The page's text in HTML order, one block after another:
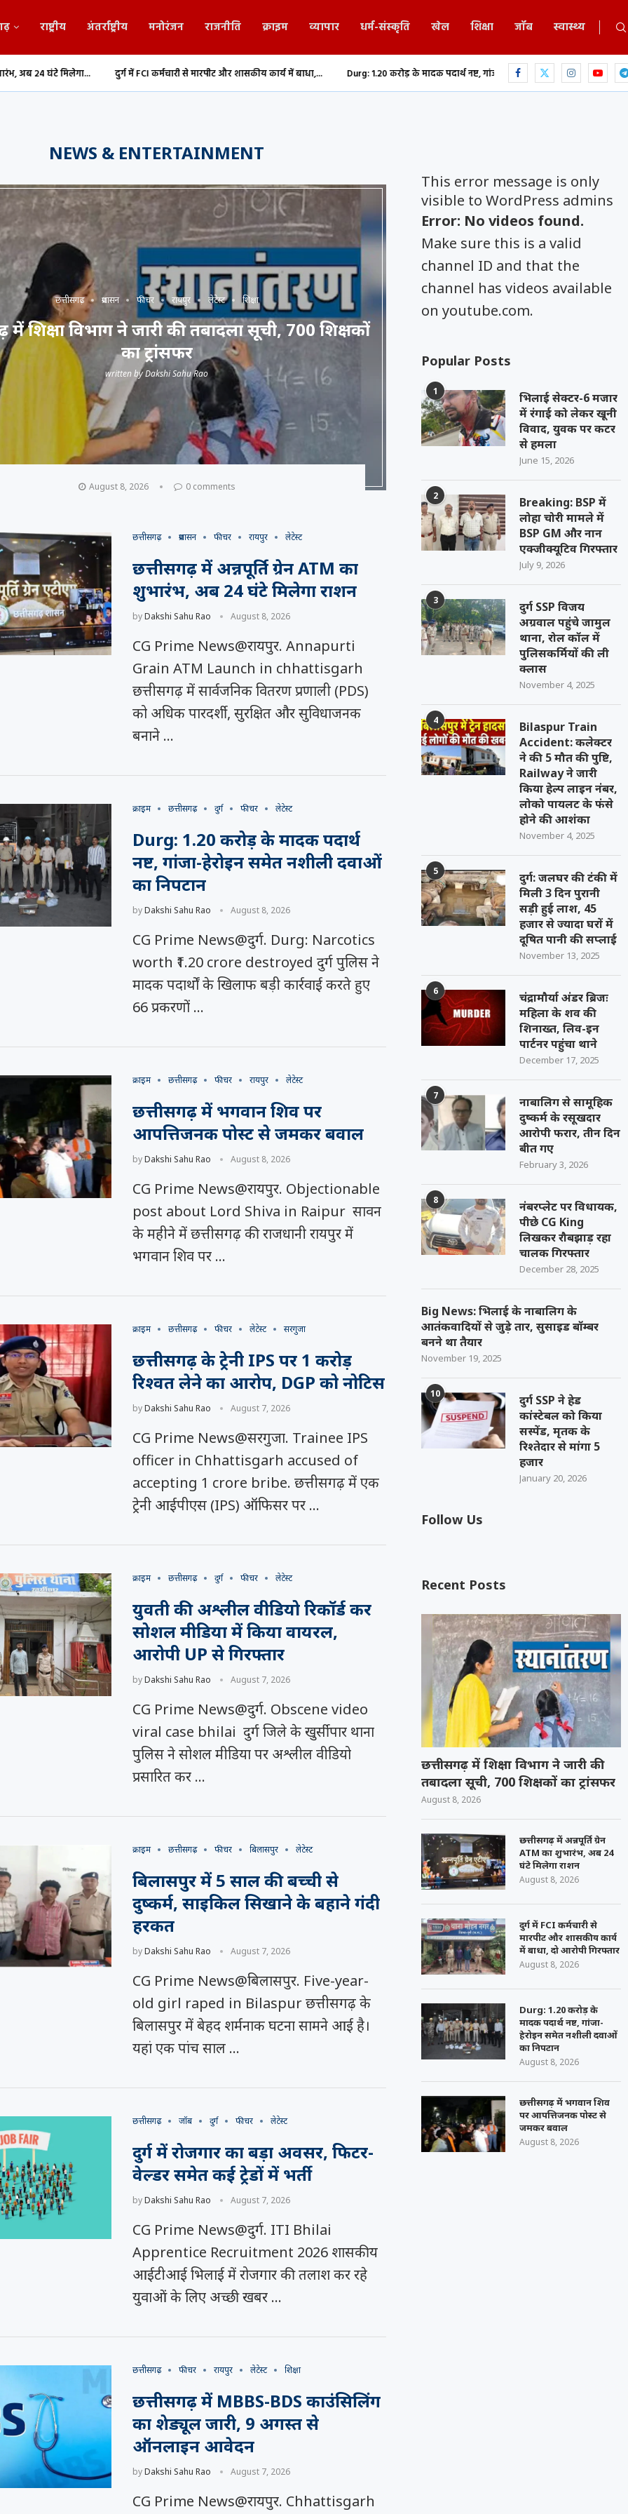
राष्ट्रीय अंतर्राष्ट्रीय मनोरंजन राजनीति क्राइम व्यापार धर्म-संस्कृति खेल शिक्षा जॉब स्वास्थ्य
दुर्ग में FCI कर्मचारी से मारपीट और शासकीय कार्य में बाधा,... Durg: 1.20 करोड़ के मादक पदार्थ नष्ट, गांजा-हेरोइन समेत नशीली दवाओं... छत्तीसगढ़ में भगवान
NEWS & ENTERTAINMENT
छत्तीसगढ़ प्रशासन फीचर रायपुर लेटेस्ट शिक्षा
में शिक्षा विभाग ने जारी की तबादला सूची, 700 शिक्षकों
का ट्रांसफर
written byDakshi Sahu Rao
August 8, 2026 0 comments
छत्तीसगढ़ प्रशासन फीचर रायपुर लेटेस्ट
छत्तीसगढ़ में अन्नपूर्ति ग्रेन ATM का
शुभारंभ, अब 24 घंटे मिलेगा राशन
byDakshi Sahu Rao August 8, 2026
CG Prime News@रायपुर. Annapurti
Grain ATM Launch in chhattisgarh
छत्तीसगढ़ में सार्वजनिक वितरण प्रणाली (PDS)
को अधिक पारदर्शी, सुरक्षित और सुविधाजनक
बनाने …
क्राइम छत्तीसगढ़ दुर्ग फीचर लेटेस्ट
Durg: 1.20 करोड़ के मादक पदार्थ
नष्ट, गांजा-हेरोइन समेत नशीली दवाओं
का निपटान
byDakshi Sahu Rao August 8, 2026
CG Prime News@दुर्ग. Durg: Narcotics
worth ₹1.20 crore destroyed दुर्ग पुलिस ने
मादक पदार्थों के खिलाफ बड़ी कार्रवाई करते हुए
66 प्रकरणों …
क्राइम छत्तीसगढ़ फीचर रायपुर लेटेस्ट
छत्तीसगढ़ में भगवान शिव पर
आपत्तिजनक पोस्ट से जमकर बवाल
byDakshi Sahu Rao August 8, 2026
CG Prime News@रायपुर. Objectionable
post about Lord Shiva in Raipur सावन
के महीने में छत्तीसगढ़ की राजधानी रायपुर में
भगवान शिव पर …
क्राइम छत्तीसगढ़ फीचर लेटेस्ट सरगुजा
छत्तीसगढ़ के ट्रेनी IPS पर 1 करोड़
रिश्वत लेने का आरोप, DGP को नोटिस
byDakshi Sahu Rao August 7, 2026
CG Prime News@सरगुजा. Trainee IPS
officer in Chhattisgarh accused of
accepting 1 crore bribe. छत्तीसगढ़ में एक
ट्रेनी आईपीएस (IPS) ऑफिसर पर …
क्राइम छत्तीसगढ़ दुर्ग फीचर लेटेस्ट
युवती की अश्लील वीडियो रिकॉर्ड कर
सोशल मीडिया में किया वायरल,
आरोपी UP से गिरफ्तार
byDakshi Sahu Rao August 7, 2026
CG Prime News@दुर्ग. Obscene video
viral case bhilai दुर्ग जिले के खुर्सीपार थाना
पुलिस ने सोशल मीडिया पर अश्लील वीडियो
प्रसारित कर …
क्राइम छत्तीसगढ़ फीचर बिलासपुर लेटेस्ट
बिलासपुर में 5 साल की बच्ची से
दुष्कर्म, साइकिल सिखाने के बहाने गंदी
हरकत
byDakshi Sahu Rao August 7, 2026
CG Prime News@बिलासपुर. Five-year-
old girl raped in Bilaspur छत्तीसगढ़ के
बिलासपुर में बेहद शर्मनाक घटना सामने आई है।
यहां एक पांच साल …
छत्तीसगढ़ जॉब दुर्ग फीचर लेटेस्ट
दुर्ग में रोजगार का बड़ा अवसर, फिटर-
वेल्डर समेत कई ट्रेडों में भर्ती
byDakshi Sahu Rao August 7, 2026
CG Prime News@दुर्ग. ITI Bhilai
Apprentice Recruitment 2026 शासकीय
आईटीआई भिलाई में रोजगार की तलाश कर रहे
युवाओं के लिए अच्छी खबर …
छत्तीसगढ़ फीचर रायपुर लेटेस्ट शिक्षा
छत्तीसगढ़ में MBBS-BDS काउंसिलिंग
का शेड्यूल जारी, 9 अगस्त से
ऑनलाइन आवेदन
byDakshi Sahu Rao August 7, 2026
CG Prime News@रायपुर. Chhattisgarh
This error message is only
visible to WordPress admins
Error: No videos found.
Make sure this is a valid
channel ID and that the
channel has videos available
on youtube.com.
Popular Posts
1
भिलाई सेक्टर-6 मजार
में रंगाई को लेकर खूनी
विवाद, युवक पर कटर
से हमला
June 15, 2026
2
Breaking: BSP में
लोहा चोरी मामले में
BSP GM और नान
एक्जीक्यूटिव गिरफ्तार
July 9, 2026
3
दुर्ग SSP विजय
अग्रवाल पहुंचे जामुल
थाना, रोल कॉल में
पुलिसकर्मियों की ली
क्लास
November 4, 2025
4
Bilaspur Train
Accident: कलेक्टर
ने की 5 मौत की पुष्टि,
Railway ने जारी
किया हेल्प लाइन नंबर,
लोको पायलट के फंसे
होने की आशंका
November 4, 2025
5
दुर्ग: जलघर की टंकी में
मिली 3 दिन पुरानी
सड़ी हुई लाश, 45
हजार से ज्यादा घरों में
दूषित पानी की सप्लाई
November 13, 2025
6
चंद्रामौर्या अंडर ब्रिजः
महिला के शव की
शिनाख्त, लिव-इन
पार्टनर पहुंचा थाने
December 17, 2025
7
नाबालिग से सामूहिक
दुष्कर्म के रसूखदार
आरोपी फरार, तीन दिन
बीत गए
February 3, 2026
8
नंबरप्लेट पर विधायक,
पीछे CG King
लिखकर रौबझाड़ रहा
चालक गिरफ्तार
December 28, 2025
Big News: भिलाई के नाबालिग के
आतंकवादियों से जुड़े तार, सुसाइड बॉम्बर
बनने था तैयार
November 19, 2025
10
दुर्ग SSP ने हेड
कांस्टेबल को किया
सस्पेंड, मृतक के
रिश्तेदार से मांगा 5
हजार
January 20, 2026
Follow Us
Recent Posts
छत्तीसगढ़ में शिक्षा विभाग ने जारी की
तबादला सूची, 700 शिक्षकों का ट्रांसफर
August 8, 2026
छत्तीसगढ़ में अन्नपूर्ति ग्रेन
ATM का शुभारंभ, अब 24
घंटे मिलेगा राशन
August 8, 2026
दुर्ग में FCI कर्मचारी से
मारपीट और शासकीय कार्य
में बाधा, दो आरोपी गिरफ्तार
August 8, 2026
Durg: 1.20 करोड़ के
मादक पदार्थ नष्ट, गांजा-
हेरोइन समेत नशीली दवाओं
का निपटान
August 8, 2026
छत्तीसगढ़ में भगवान शिव
पर आपत्तिजनक पोस्ट से
जमकर बवाल
August 8, 2026